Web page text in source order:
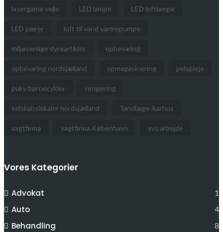
lasergame vejle LED lampe LED loftlampe
LED pærer luft til vand varmepumpe
miljøvenlige dyreartikler opbevaring
opbevaring nordsjælland opmagasinering pelspleje
puky børnecykler rengøring
selskabslokaler nordsjælland Tandlæge Aarhus
vagtfirma vagtfirma København vvs arbejde
Vores Kategorier
Advokat 1
Auto 4
Behandling 8